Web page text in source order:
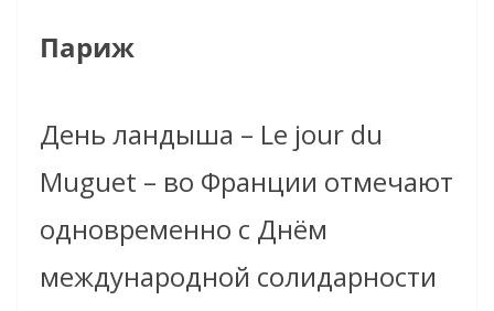
Париж
День ландыша – Le jour du
Muguet – во Франции отмечают
одновременно с Днём
международной солидарности